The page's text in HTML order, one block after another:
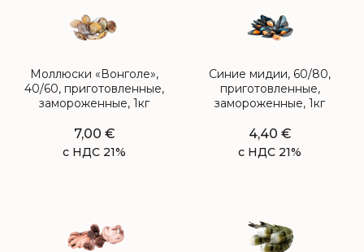
Моллюски «Вонголе»,
40/60, приготовленные,
замороженные, 1кг
7,00 €
с НДС 21%
Синие мидии, 60/80,
приготовленные,
замороженные, 1кг
4,40 €
с НДС 21%